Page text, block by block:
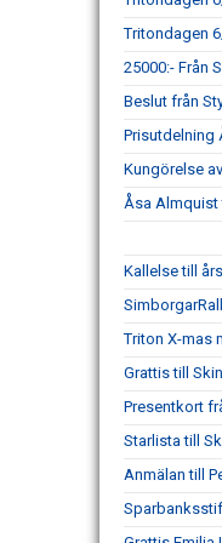
Tritondagen
25000:- Från
Beslut från
Prisutdelning
Kungörelse
Åsa Almquist
Kallelse till
Triton X-mas
Grattis till
Presentkort
Starlista till
Anmälan till